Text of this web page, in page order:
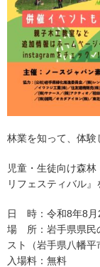
林業を知って、体験
児童・生徒向け森
リフェスティバル』
日 時：令和8年8
場 所：岩手県県民
スト（岩手県八幡平
入場料：無料